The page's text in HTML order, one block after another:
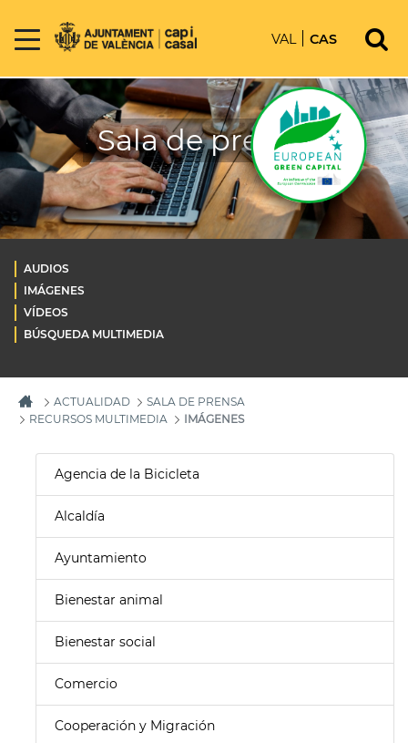
VAL CAS
Sala de prensa
AUDIOS
IMÁGENES
VÍDEOS
BÚSQUEDA MULTIMEDIA
ACTUALIDAD
SALA DE PRENSA
RECURSOS MULTIMEDIA
IMÁGENES
Agencia de la Bicicleta
Alcaldía
Ayuntamiento
Bienestar animal
Bienestar social
Comercio
Cooperación y Migración